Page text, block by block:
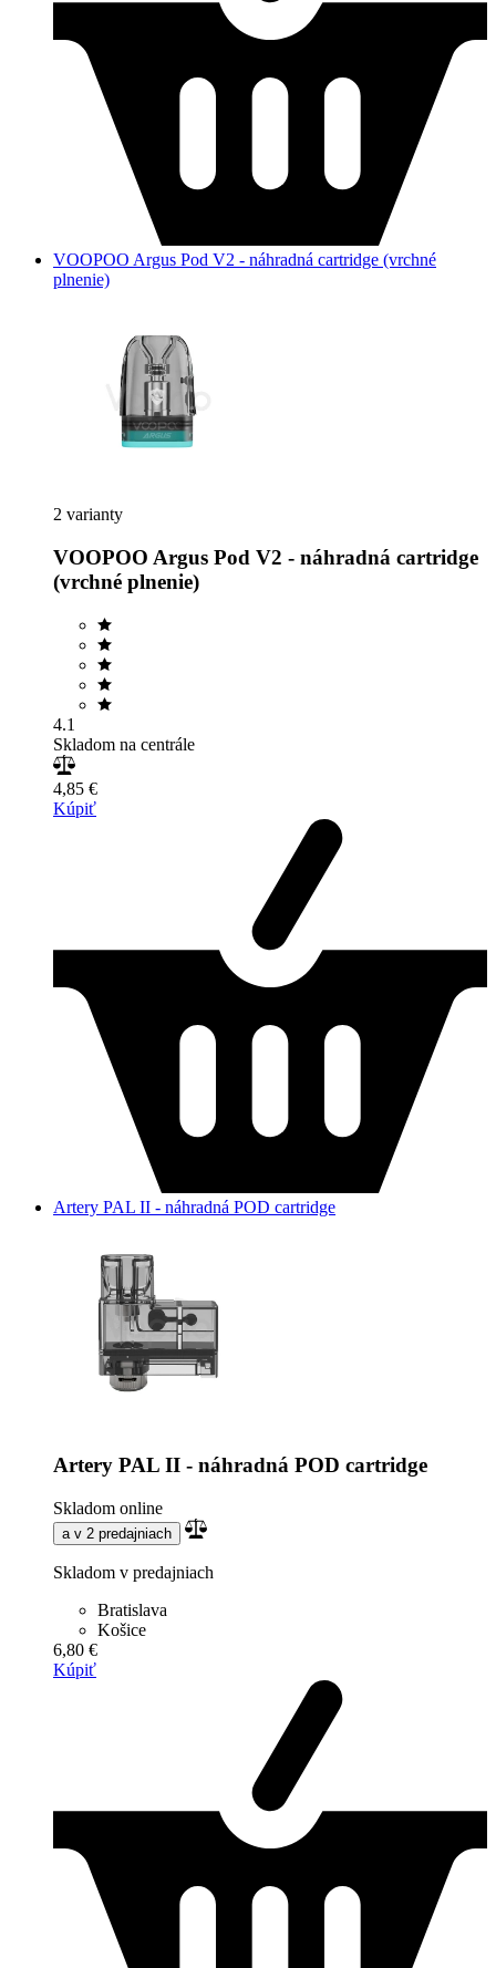
VOOPOO Argus Pod V2 - náhradná cartridge (vrchné
plnenie)
2 varianty
VOOPOO Argus Pod V2 - náhradná cartridge
(vrchné plnenie)
4.1
Skladom na centrále
4,85 €
Kúpiť
Artery PAL II - náhradná POD cartridge
Artery PAL II - náhradná POD cartridge
Skladom online
a v 2 predajniach
Skladom v predajniach
Bratislava
Košice
6,80 €
Kúpiť